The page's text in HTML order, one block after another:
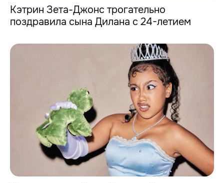
Кэтрин Зета-Джонс трогательно
поздравила сына Дилана с 24-летием